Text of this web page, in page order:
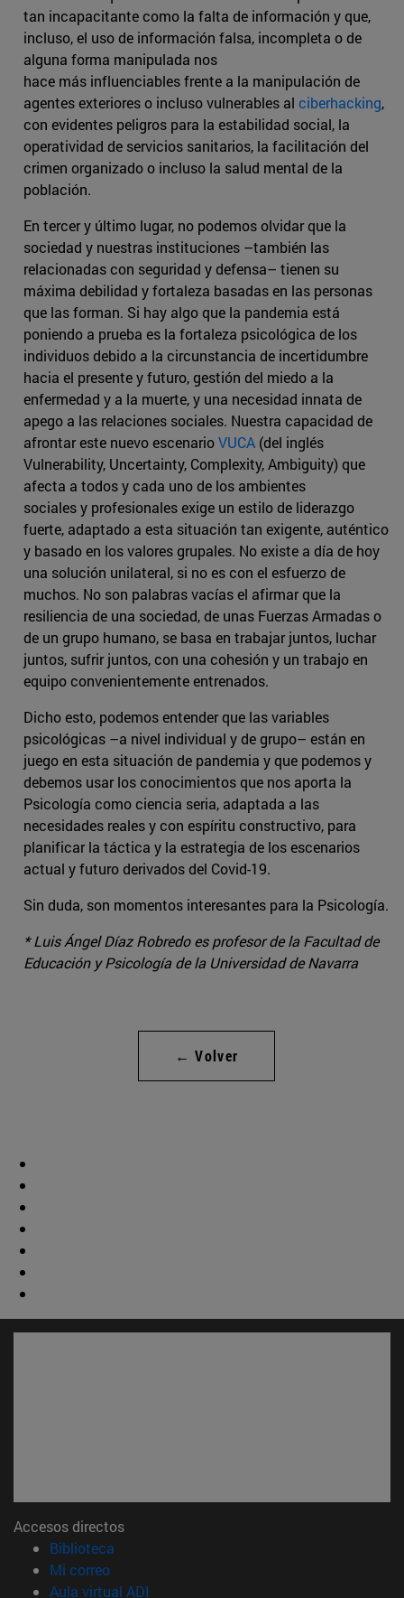
tan incapacitante como la falta de información y que,
incluso, el uso de información falsa, incompleta o de
alguna forma manipulada nos
hace más influenciables frente a la manipulación de
agentes exteriores o incluso vulnerables al ciberhacking,
con evidentes peligros para la estabilidad social, la
operatividad de servicios sanitarios, la facilitación del
crimen organizado o incluso la salud mental de la
población.
En tercer y último lugar, no podemos olvidar que la
sociedad y nuestras instituciones –también las
relacionadas con seguridad y defensa– tienen su
máxima debilidad y fortaleza basadas en las personas
que las forman. Si hay algo que la pandemia está
poniendo a prueba es la fortaleza psicológica de los
individuos debido a la circunstancia de incertidumbre
hacia el presente y futuro, gestión del miedo a la
enfermedad y a la muerte, y una necesidad innata de
apego a las relaciones sociales. Nuestra capacidad de
afrontar este nuevo escenarioVUCA (del inglés
Vulnerability, Uncertainty, Complexity, Ambiguity) que
afecta a todos y cada uno de los ambientes
sociales y profesionales exige un estilo de liderazgo
fuerte, adaptado a esta situación tan exigente, auténtico
y basado en los valores grupales. No existe a día de hoy
una solución unilateral, si no es con el esfuerzo de
muchos. No son palabras vacías el afirmar que la
resiliencia de una sociedad, de unas Fuerzas Armadas o
de un grupo humano, se basa en trabajar juntos, luchar
juntos, sufrir juntos, con una cohesión y un trabajo en
equipo convenientemente entrenados.
Dicho esto, podemos entender que las variables
psicológicas –a nivel individual y de grupo– están en
juego en esta situación de pandemia y que podemos y
debemos usar los conocimientos que nos aporta la
Psicología como ciencia seria, adaptada a las
necesidades reales y con espíritu constructivo, para
planificar la táctica y la estrategia de los escenarios
actual y futuro derivados del Covid-19.
Sin duda, son momentos interesantes para la Psicología.
* Luis Ángel Díaz Robredo es profesor de la Facultad de
Educación y Psicología de la Universidad de Navarra
← Volver
Accesos directos
Biblioteca
Mi correo(abre en nueva ventana)
Aula virtual ADI